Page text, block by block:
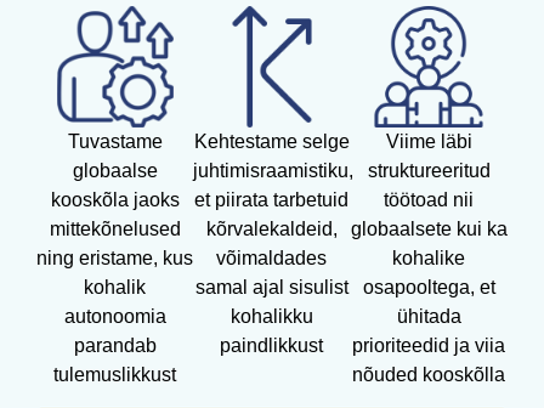
Tuvastame
globaalse
kooskõla jaoks
mittekõnelused
ning eristame, kus
kohalik
autonoomia
parandab
tulemuslikkust
Kehtestame selge
juhtimisraamistiku,
et piirata tarbetuid
kõrvalekaldeid,
võimaldades
samal ajal sisulist
kohalikku
paindlikkust
Viime läbi
struktureeritud
töötoad nii
globaalsete kui ka
kohalike
osapooltega, et
ühitada
prioriteedid ja viia
nõuded kooskõlla